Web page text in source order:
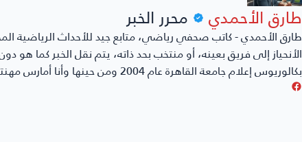
طارق الأحمدي محرر الخبر
طارق الأحمدي - كاتب صحفي رياضي، متابع جيد للأحداث الرياضية
الأنحياز إلى فريق بعينه، أو منتخب بحد ذاته، يتم نقل الخبر كما
بكالوريوس إعلام جامعة القاهرة عام 2004 ومن حينها وأنا أمارس مهنتي بكل حُب وشغف.